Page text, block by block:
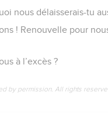
nous délaisserais-tu
! Renouvelle pour
à l’excès ?
by permission. All rights